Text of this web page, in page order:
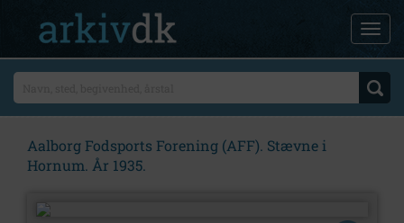
Aalborg Fodsports Forening (AFF). Stævne i
Hornum. År 1935.